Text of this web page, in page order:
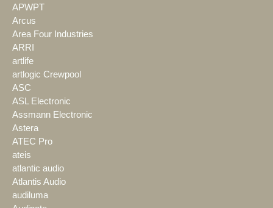
APWPT
Arcus
Area Four Industries
ARRI
artlife
artlogic Crewpool
ASC
ASL Electronic
Assmann Electronic
Astera
ATEC Pro
ateis
atlantic audio
Atlantis Audio
audiluma